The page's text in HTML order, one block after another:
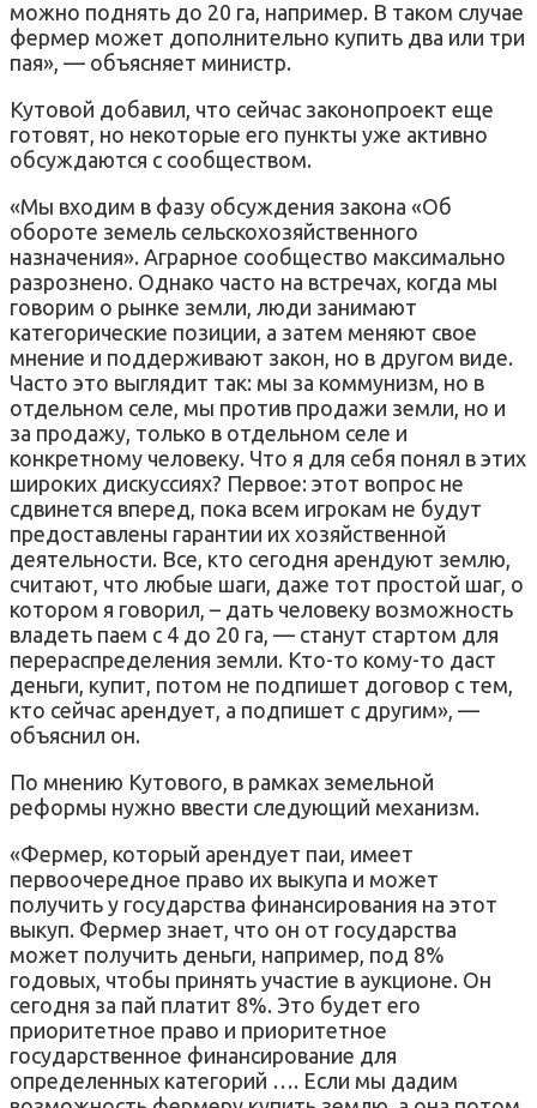
можно поднять до 20 га, например. В таком случае
фермер может дополнительно купить два или три
пая», — объясняет министр.
Кутовой добавил, что сейчас законопроект еще
готовят, но некоторые его пункты уже активно
обсуждаются с сообществом.
«Мы входим в фазу обсуждения закона «Об
обороте земель сельскохозяйственного
назначения». Аграрное сообщество максимально
разрознено. Однако часто на встречах, когда мы
говорим о рынке земли, люди занимают
категорические позиции, а затем меняют свое
мнение и поддерживают закон, но в другом виде.
Часто это выглядит так: мы за коммунизм, но в
отдельном селе, мы против продажи земли, но и
за продажу, только в отдельном селе и
конкретному человеку. Что я для себя понял в этих
широких дискуссиях? Первое: этот вопрос не
сдвинется вперед, пока всем игрокам не будут
предоставлены гарантии их хозяйственной
деятельности. Все, кто сегодня арендуют землю,
считают, что любые шаги, даже тот простой шаг, о
котором я говорил, – дать человеку возможность
владеть паем с 4 до 20 га, — станут стартом для
перераспределения земли. Кто-то кому-то даст
деньги, купит, потом не подпишет договор с тем,
кто сейчас арендует, а подпишет с другим», —
объяснил он.
По мнению Кутового, в рамках земельной
реформы нужно ввести следующий механизм.
«Фермер, который арендует паи, имеет
первоочередное право их выкупа и может
получить у государства финансирования на этот
выкуп. Фермер знает, что он от государства
может получить деньги, например, под 8%
годовых, чтобы принять участие в аукционе. Он
сегодня за пай платит 8%. Это будет его
приоритетное право и приоритетное
государственное финансирование для
определенных категорий …. Если мы дадим